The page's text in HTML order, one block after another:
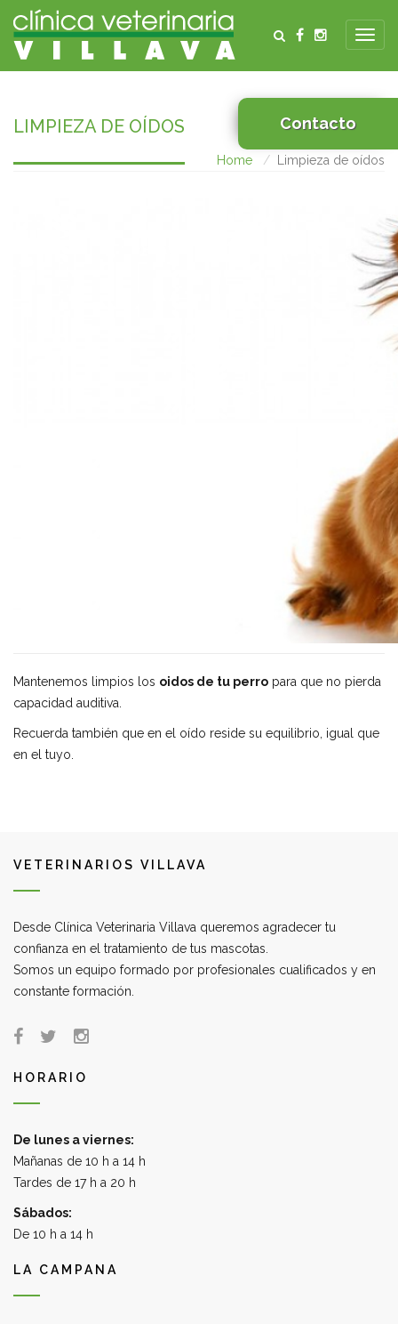
Contacto
LIMPIEZA DE OÍDOS
Home Limpieza de oídos
Mantenemos limpios los oidos de tu perro para que no pierda
capacidad auditiva.
Recuerda también que en el oído reside su equilibrio, igual que
en el tuyo.
VETERINARIOS VILLAVA
Desde Clínica Veterinaria Villava queremos agradecer tu
confianza en el tratamiento de tus mascotas.
Somos un equipo formado por profesionales cualificados y en
constante formación.
HORARIO
De lunes a viernes:
Mañanas de 10 h a 14 h
Tardes de 17 h a 20 h
Sábados:
De 10 h a 14 h
LA CAMPANA